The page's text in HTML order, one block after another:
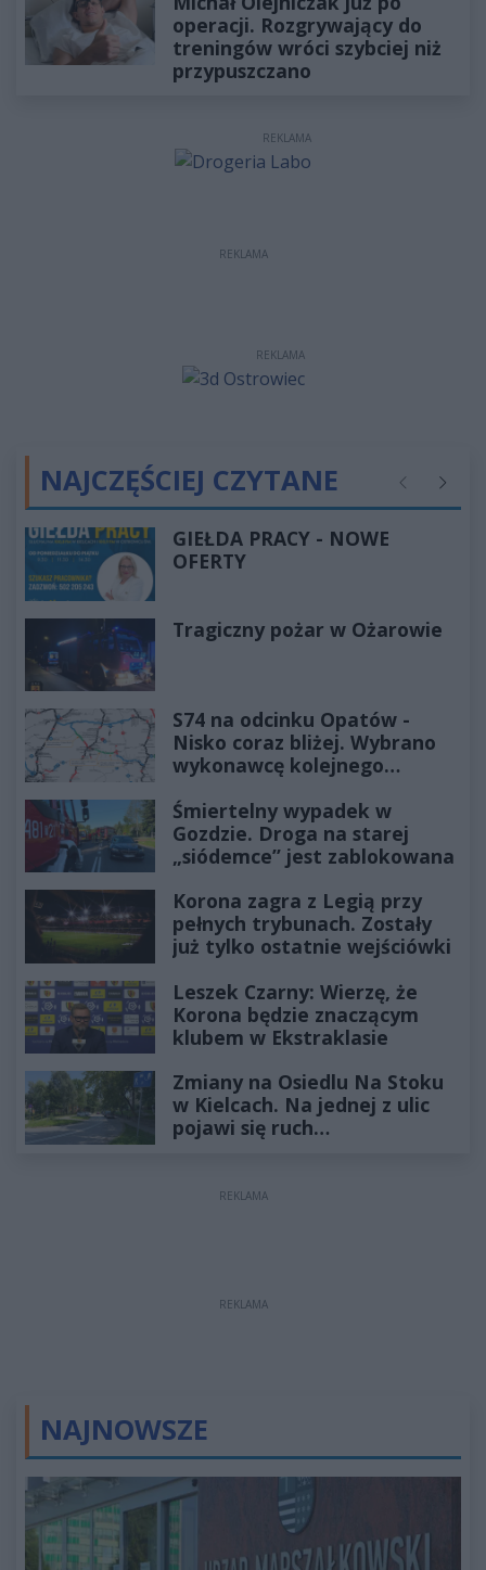
operacji. Rozgrywający do
treningów wróci szybciej niż
przypuszczano
REKLAMA
REKLAMA
REKLAMA
NAJCZĘŚCIEJ CZYTANE Poprzednie
GIEŁDA PRACY - NOWE
OFERTY
Tragiczny pożar w Ożarowie
S74 na odcinku Opatów -
Nisko coraz bliżej. Wybrano
wykonawcę kolejnego
Śmiertelny wypadek w
Gozdzie. Droga na starej
„siódemce” jest zablokowana
Korona zagra z Legią przy
pełnych trybunach. Zostały
już tylko ostatnie wejściówki
Leszek Czarny: Wierzę, że
Korona będzie znaczącym
klubem w Ekstraklasie
Zmiany na Osiedlu Na Stoku
w Kielcach. Na jednej z ulic
pojawi się ruch
REKLAMA
REKLAMA
NAJNOWSZE